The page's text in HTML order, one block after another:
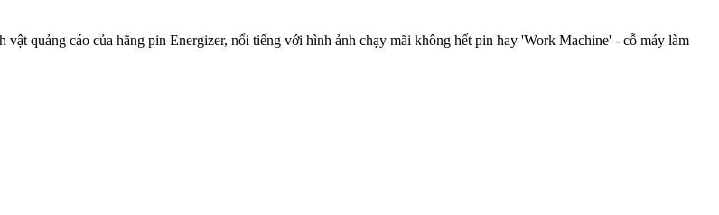
quảng cáo của hãng pin Energizer, nổi tiếng với hình ảnh chạy mãi không hết pin hay 'Work Machine' - cỗ máy làm